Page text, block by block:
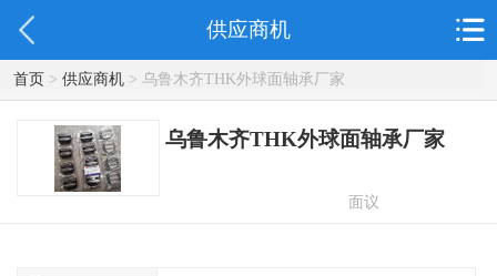
供应商机
首页> 供应商机> 乌鲁木齐THK外球面轴承厂家
乌鲁木齐THK外球面轴承厂家
面议